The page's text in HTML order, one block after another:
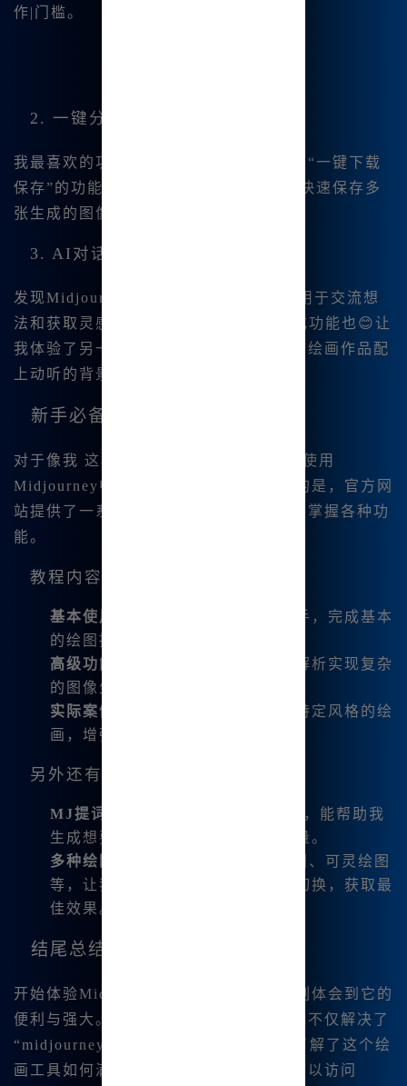
作|门槛。
2. 一键分割与保存
我最喜欢的功能之一是“一键分割图片”和“一键下载
保存”的功能。只需轻轻一按，我就可以快速保存多
张生成的图像，方便日后的使用。
3. AI对话与音乐生成
发现Midjourney中文版还支持AI对话，用于交流想
法和获取灵感😊。此外，内置的音乐生成功能也😊让
我体验了另一种创作的乐趣，可以为我的绘画作品配
上动听的背景音 乐。
新手必备的工具和教程
对于像我 这样的零基础.新手，学习如何使用
Midjourney中文版显得尤为重要。幸运的是，官方网
站提供了一系列详细的教程，帮助我逐步掌握各种功
能。
教程内容包括：
基本使用指南
：教会我如何快速上手，完成基本
的绘图操作。
高级功能解析
：例如如何利用咒语解析实现复杂
的图像生成。
实际案例
：通过实例展示如何实现特定风格的绘
画，增强我的灵感。
另外还有的实用功能：
MJ提词器
：对新手极其友好的功能，能帮助我
生成想要的文案来提升我的创作质量。
多种绘图模型支持
：包括SDXL绘图、可灵绘图
等，让我在不同的创作环境下自由切换，获取最
佳效果。
结尾总结
开始体验Midjourney中文版之后，我深刻体会到它的
便利与强大。通过以上的使用步骤，🔥我不仅解决了
“midjourney ios下载.”的问题，还深入了解了这个绘
画工具如何满足我的创作需求。大家也可以访问